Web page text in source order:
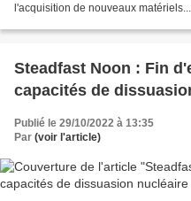
l'acquisition de nouveaux matériels...
Steadfast Noon : Fin
capacités de
Publié le 29/10/2022 à 13:35
Par (voir l'article)